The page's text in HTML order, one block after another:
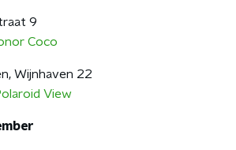
9
Coco
Wijnhaven 22
View